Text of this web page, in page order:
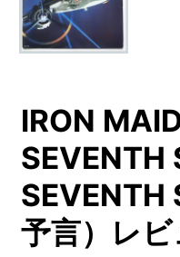
IRON
SEVENTH
SEVENTH
予言）レ